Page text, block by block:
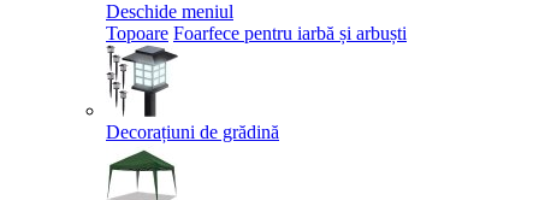
Deschide meniul
Topoare Foarfece pentru iarbă și arbuști
Decorațiuni de grădină